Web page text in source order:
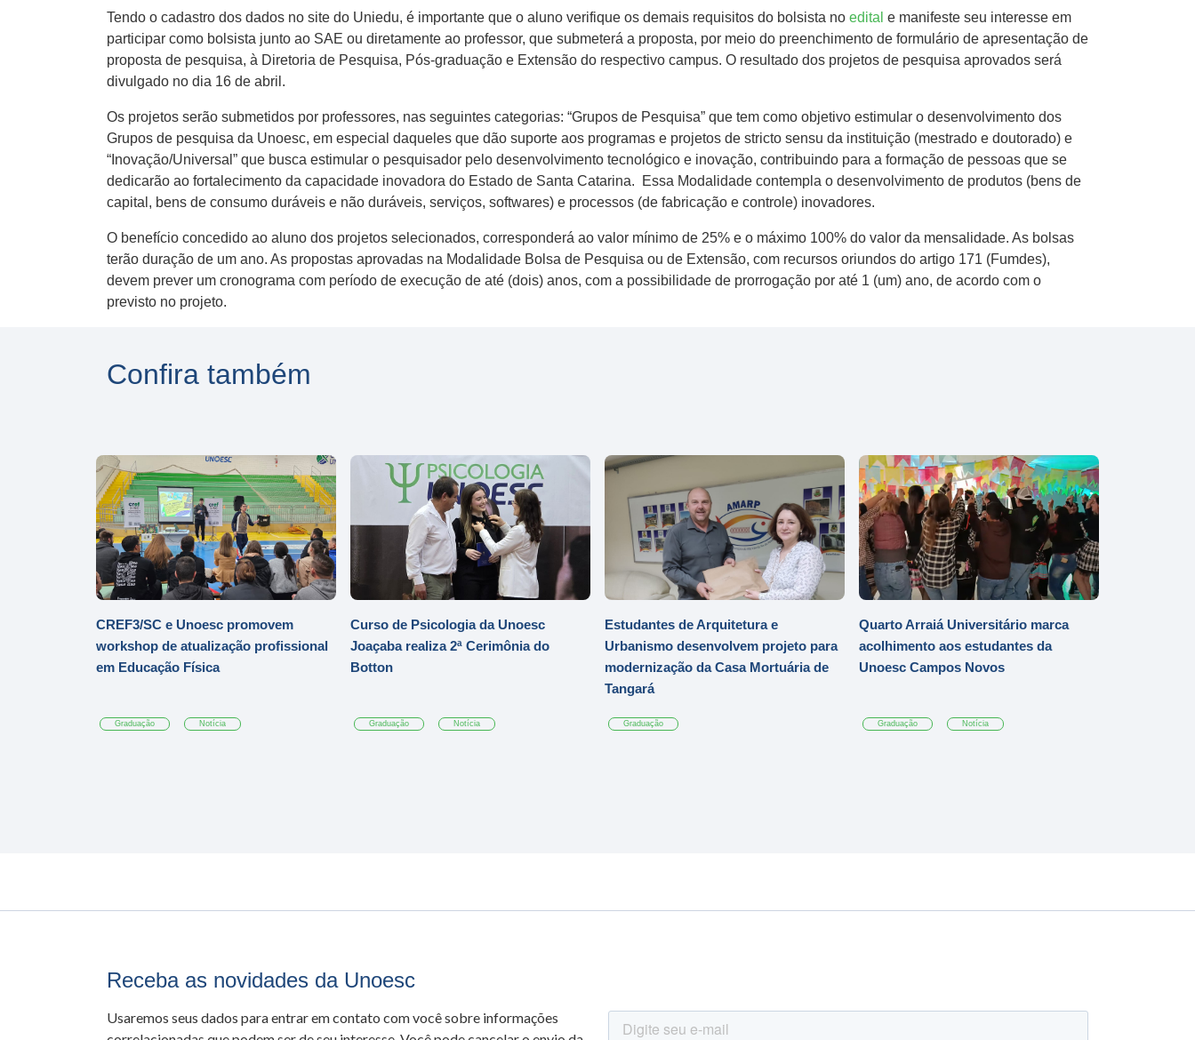
Tendo o cadastro dos dados no site do Uniedu, é importante que o aluno verifique os demais requisitos do bolsista no edital e manifeste seu interesse em
participar como bolsista junto ao SAE ou diretamente ao professor, que submeterá a proposta, por meio do preenchimento de formulário de apresentação de
proposta de pesquisa, à Diretoria de Pesquisa, Pós-graduação e Extensão do respectivo campus. O resultado dos projetos de pesquisa aprovados será
divulgado no dia 16 de abril.
Os projetos serão submetidos por professores, nas seguintes categorias: “Grupos de Pesquisa” que tem como objetivo estimular o desenvolvimento dos
Grupos de pesquisa da Unoesc, em especial daqueles que dão suporte aos programas e projetos de stricto sensu da instituição (mestrado e doutorado) e
“Inovação/Universal” que busca estimular o pesquisador pelo desenvolvimento tecnológico e inovação, contribuindo para a formação de pessoas que se
dedicarão ao fortalecimento da capacidade inovadora do Estado de Santa Catarina. Essa Modalidade contempla o desenvolvimento de produtos (bens de
capital, bens de consumo duráveis e não duráveis, serviços, softwares) e processos (de fabricação e controle) inovadores.
O benefício concedido ao aluno dos projetos selecionados, corresponderá ao valor mínimo de 25% e o máximo 100% do valor da mensalidade. As bolsas
terão duração de um ano. As propostas aprovadas na Modalidade Bolsa de Pesquisa ou de Extensão, com recursos oriundos do artigo 171 (Fumdes),
devem prever um cronograma com período de execução de até (dois) anos, com a possibilidade de prorrogação por até 1 (um) ano, de acordo com o
previsto no projeto.
Confira também
CREF3/SC e Unoesc promovem
workshop de atualização profissional
em Educação Física
Graduação Notícia
Curso de Psicologia da Unoesc
Joaçaba realiza 2ª Cerimônia do
Botton
Graduação Notícia
Estudantes de Arquitetura e
Urbanismo desenvolvem projeto para
modernização da Casa Mortuária de
Tangará
Graduação
Quarto Arraiá Universitário marca
acolhimento aos estudantes da
Unoesc Campos Novos
Graduação Notícia
Receba as novidades da Unoesc
Usaremos seus dados para entrar em contato com você sobre informações